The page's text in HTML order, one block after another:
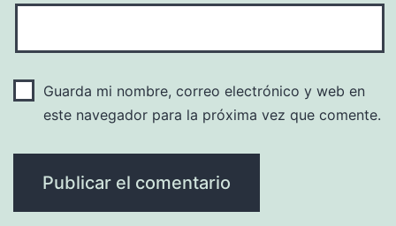
Guarda mi nombre, correo electrónico y web en
este navegador para la próxima vez que comente.